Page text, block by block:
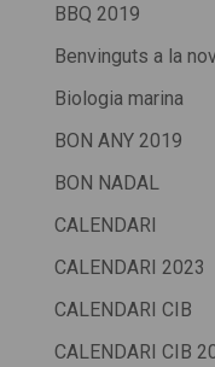
BBQ 2019
Benvinguts a la
Biologia marina
BON ANY 2019
BON NADAL
CALENDARI
CALENDARI 2023
CALENDARI CIB
CALENDARI CIB